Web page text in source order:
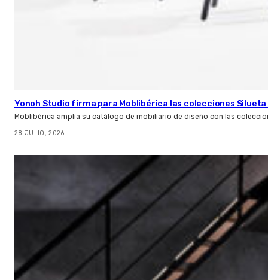
Yonoh Studio firma para Moblibérica las colecciones Silueta
Moblibérica amplía su catálogo de mobiliario de diseño con las
28 JULIO, 2026